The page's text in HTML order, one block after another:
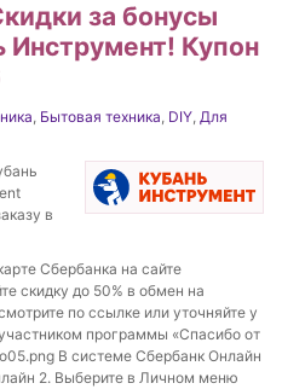
за бонусы
Купон
, Бытовая техника, DIY, Для
в
Сбербанка на сайте
скидку до 50% в обмен на
по ссылке или уточняйте у
программы «Спасибо от
В системе Сбербанк Онлайн
2. Выберите в Личном меню